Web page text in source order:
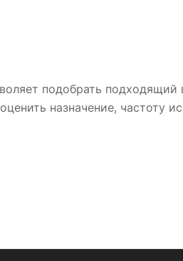
подобрать подходящий
назначение, частоту